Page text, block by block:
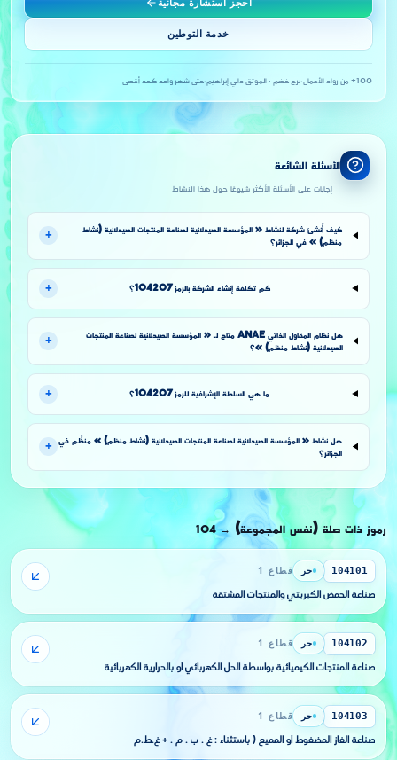
خدمة التوطين
100+ من رواد الأعمال ·برج خضم · الموثق دالي إبراهيم ·حتى شهر واحد كحد أقصى
الأسئلة الشائعة
إجابات على الأسئلة الأكثر شيوعًا حول هذا النشاط
كيف أُنشئ شركة لنشاط « المؤسسة الصيدلانية لصناعة المنتجات الصيدلانية (نشاط
منظم) » في الجزائر؟
+
كم تكلفة إنشاء الشركة بالرمز 104207؟ +
هل نظام المقاول الذاتي ANAE متاح لـ « المؤسسة الصيدلانية لصناعة المنتجات
الصيدلانية (نشاط منظم) »؟
+
ما هي السلطة الإشرافية للرمز 104207؟ +
هل نشاط « المؤسسة الصيدلانية لصناعة المنتجات الصيدلانية (نشاط منظم) » منظَّم في
الجزائر؟
+
رموز ذات صلة (نفس المجموعة) →
104
104101 حر قطاع 1
صناعة الحمض الكبريتي والمنتجات المشتقة
104102 حر قطاع 1
صناعة المنتجات الكيميائية بواسطة الحل الكهربائي أو بالحرارية الكهربائية
104103 حر قطاع 1
صناعة الغاز المضغوط أو المميع ( باستثناء : غ . ب . م . + غ.ط.م